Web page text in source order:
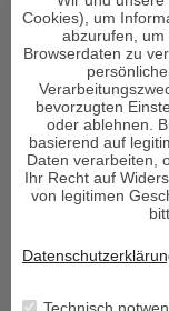
Cookies), um
abzurufen, um
Browserdaten zu
bevorzugten
oder ablehnen.
basierend auf
Daten verarbeiten,
Ihr Recht auf
von legitimen